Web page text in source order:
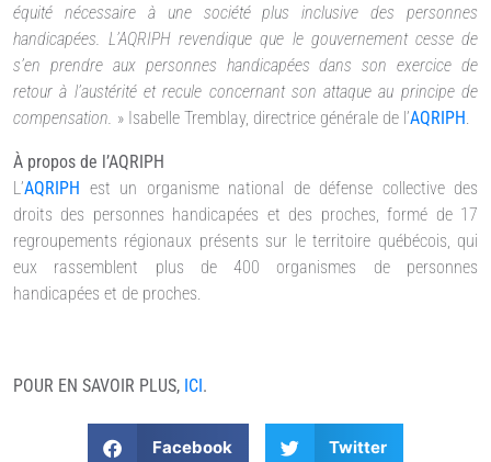
équité nécessaire à une société plus inclusive des personnes
handicapées. L’AQRIPH revendique que le gouvernement cesse de
s’en prendre aux personnes handicapées dans son exercice de
retour à l’austérité et recule concernant son attaque au principe de
compensation. » Isabelle Tremblay, directrice générale de l’AQRIPH.
À propos de l’AQRIPH
L’AQRIPH est un organisme national de défense collective des
droits des personnes handicapées et des proches, formé de 17
regroupements régionaux présents sur le territoire québécois, qui
eux rassemblent plus de 400 organismes de personnes
handicapées et de proches.
POUR EN SAVOIR PLUS, ICI.
Facebook Twitter